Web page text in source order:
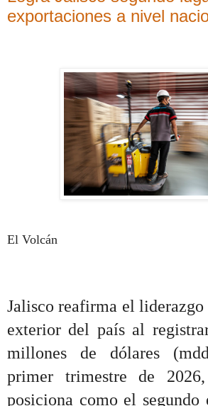
exportaciones a nivel
El Volcán
Jalisco reafirma el
exterior del país al
millones de dólares
primer trimestre de
posiciona como el segundo